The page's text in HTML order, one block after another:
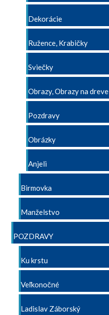
Dekorácie
Ružence, Krabičky
Sviečky
Obrazy, Obrazy na dreve
Pozdravy
Obrázky
Anjeli
Birmovka
Manželstvo
POZDRAVY
Ku krstu
Veľkonočné
Ladislav Záborský